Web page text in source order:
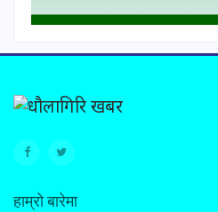
हाम्रो बारेमा